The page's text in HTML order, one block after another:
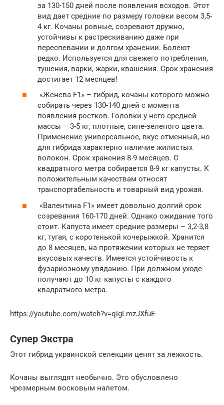
за 130-150 дней после появления всходов. Этот
вид дает средние по размеру головки весом 3,5-
4 кг. Кочаны ровные, созревают дружно,
устойчивы к растрескиванию даже при
переспевании и долгом хранении. Болеют
редко. Используется для свежего потребления,
тушения, варки, жарки, квашения. Срок хранения
достигает 12 месяцев!
«Женева F1» – гибрид, кочаны которого можно
собирать через 130-140 дней с момента
появления ростков. Головки у него средней
массы – 3-5 кг, плотные, сине-зеленого цвета.
Применение универсальное, вкус отменный, но
для гибрида характерно наличие жилистых
волокон. Срок хранения 8-9 месяцев. С
квадратного метра собирается 8-9 кг капусты. К
положительным качествам относят
транспортабельность и товарный вид урожая.
«Валентина F1» имеет довольно долгий срок
созревания 160-170 дней. Однако ожидание того
стоит. Капуста имеет средние размеры – 3,2-3,8
кг, тугая, с коротенькой кочерыжкой. Хранится
до 8 месяцев, на протяжении которых не теряет
вкусовых качеств. Имеется устойчивость к
фузариозному увяданию. При должном уходе
получают до 10 кг капусты с каждого
квадратного метра.
https://youtube.com/watch?v=qigLmzJXfuE
Супер Экстра
Этот гибрид украинской селекции ценят за лежкость.
Кочаны выглядят необычно. Это обусловлено
чрезмерным восковым налетом.